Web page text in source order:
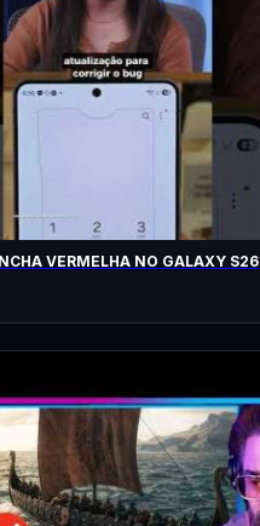
VERMELHA NO GALAXY S26